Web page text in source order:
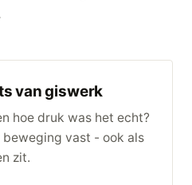
van giswerk
hoe druk was het echt?
beweging vast - ook als
zit.